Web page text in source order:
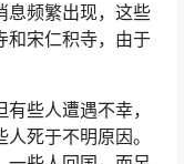
息频繁出现，这些
和宋仁积寺，由于
些人遭遇不幸，
死于不明原因。